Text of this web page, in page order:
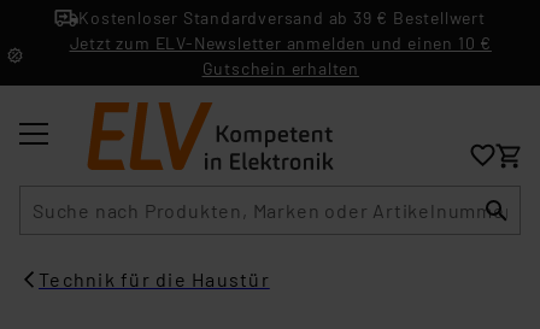
Kostenloser Standardversand ab 39 € Bestellwert
Jetzt zum ELV-Newsletter anmelden und einen 10 €
Gutschein erhalten
Technik für die Haustür